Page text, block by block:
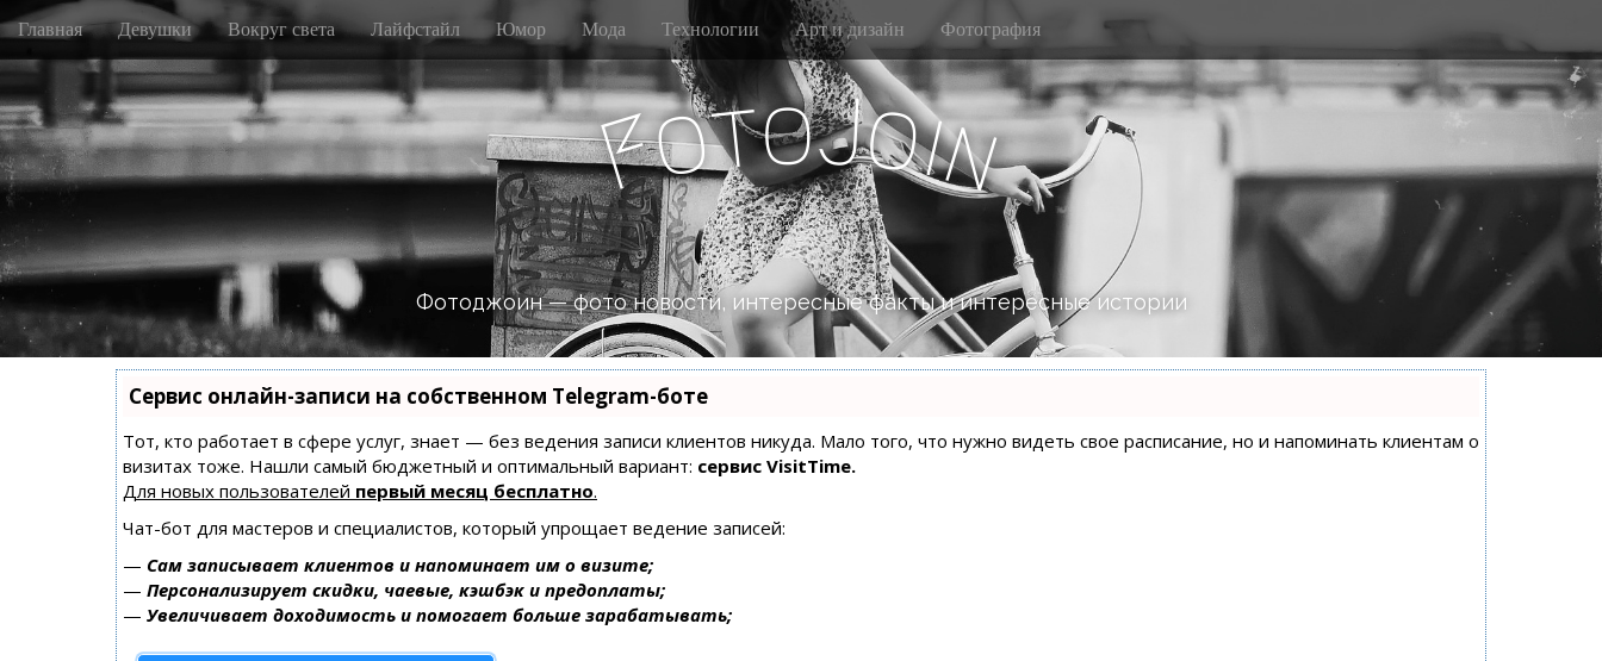
M
a
i
n
m
e
n
u
k
i
t
o
c
o
t
e
n
Главная Девушки Вокруг света Лайфстайл Юмор Мода Технологии Арт и дизайн Фотография
FotoJoi
n
Фотоджоин — фото новости, интересные факты и интересные истории
Сервис онлайн-записи на собственном Telegram-боте
Тот, кто работает в сфере услуг, знает — без ведения записи клиентов никуда. Мало того, что нужно видеть свое расписание, но и напоминать клиентам о
визитах тоже. Нашли самый бюджетный и оптимальный вариант: сервис VisitTime.
Для новых пользователей первый месяц бесплатно.
Чат-бот для мастеров и специалистов, который упрощает ведение записей:
— Сам записывает клиентов и напоминает им о визите;
— Персонализирует скидки, чаевые, кэшбэк и предоплаты;
— Увеличивает доходимость и помогает больше зарабатывать;